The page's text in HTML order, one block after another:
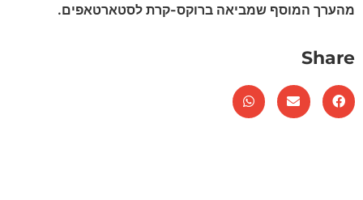
מהערך המוסף שמביאה ברוקס-קרת לסטארטאפים.
Share